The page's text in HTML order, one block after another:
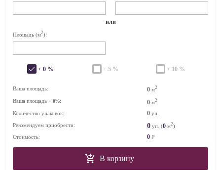
или
Площадь (м2):
+ 0 % + 5 % + 10 %
Ваша площадь: 0 м2
Ваша площадь + 0%: 0 м2
Количество упаковок: 0 уп.
Рекомендуем приобрести:
0 уп. (0 м2)
Стоимость:
0 ₽
В корзину